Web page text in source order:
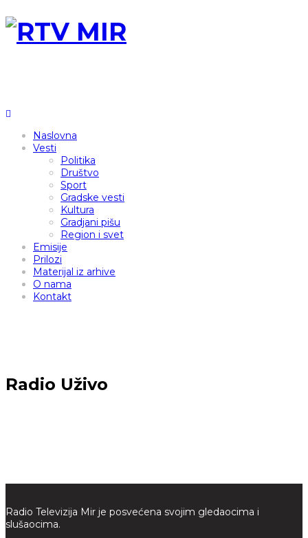
Naslovna
Vesti
Politika
Društvo
Sport
Gradske vesti
Kultura
Gradjani pišu
Region i svet
Emisije
Prilozi
Materijal iz arhive
O nama
Kontakt
Radio Uživo
Radio Televizija Mir je posvećena svojim gledaocima i
slušaocima.